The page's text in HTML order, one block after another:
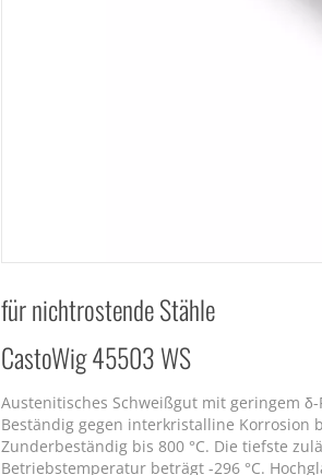
für nichtrostende Stähle
CastoWig 45503 WS
Austenitisches Schweißgut mit geringem
Beständig gegen interkristalline Korrosion
Zunderbeständig bis 800 °C. Die tiefste
Betriebstemperatur beträgt -296 °C.